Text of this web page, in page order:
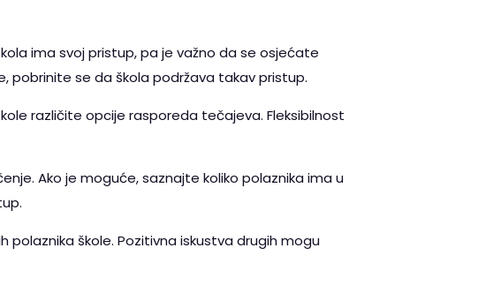
ima svoj pristup, pa je važno da se osjećate
pobrinite se da škola podržava takav pristup.
različite opcije rasporeda tečajeva. Fleksibilnost
Ako je moguće, saznajte koliko polaznika ima u
škole. Pozitivna iskustva drugih mogu